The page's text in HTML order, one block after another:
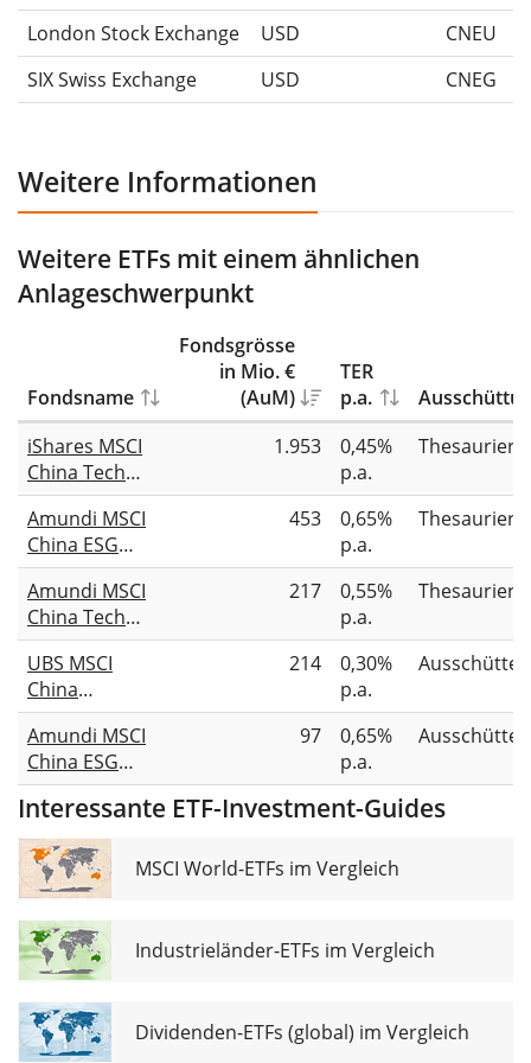
London Stock Exchange
USD
CNEU
SIX Swiss Exchange
USD CNEG
Weitere Informationen
Weitere ETFs mit einem ähnlichen
Anlageschwerpunkt
Fondsname
Fondsgrösse
in Mio. €
(AuM)
TER
p.a.
iShares MSCI
China Tech
UCITS ETF USD
(Acc)
1.953
0,45%
p.a.
Amundi MSCI
China ESG
Selection Extra
UCITS ETF Acc
453
0,65%
p.a.
Amundi MSCI
China Tech
UCITS ETF EUR
217
0,55%
p.a.
UBS MSCI
China
Universal
UCITS ETF USD
dis
214
0,30%
p.a.
Amundi MSCI
China ESG
Selection Extra
UCITS ETF Dist
97
0,65%
p.a.
Interessante ETF-Investment-Guides
MSCI World-ETFs im Vergleich
Industrieländer-ETFs im Vergleich
Dividenden-ETFs (global) im Vergleich